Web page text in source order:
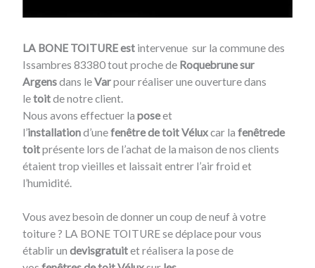
LA BONE TOITURE est intervenue sur la commune des
Issambres 83380 tout proche de Roquebrune sur
Argensdans leVarpour réaliser une ouverture dans
letoitde notre client.
Nous avons effectuer laposeet
l’installationd’unefenêtrede toit Véluxcar la fenêtrede
toitprésente lors de l’achat de la maison de nos clients
étaient trop vieilles et laissait entrer l’air froid et
l’humidité.
Vous avez besoin de donner un coup de neuf à votre
toiture ? LA BONE TOITURE se déplace pour vous
établir undevisgratuitet réalisera la pose de